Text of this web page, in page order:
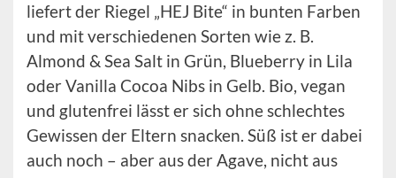
liefert der Riegel „HEJ Bite“ in bunten Farben
und mit verschiedenen Sorten wie z. B.
Almond & Sea Salt in Grün, Blueberry in Lila
oder Vanilla Cocoa Nibs in Gelb. Bio, vegan
und glutenfrei lässt er sich ohne schlechtes
Gewissen der Eltern snacken. Süß ist er dabei
auch noch – aber aus der Agave, nicht aus